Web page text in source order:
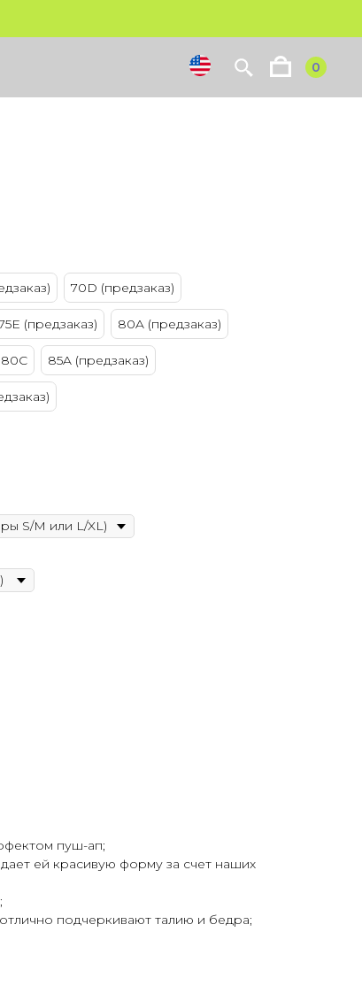
0
70D (предзаказ)
(предзаказ) 80A (предзаказ)
80С 85A (предзаказ)
пуш-ап;
ей красивую форму за счет наших
подчеркивают талию и бедра;